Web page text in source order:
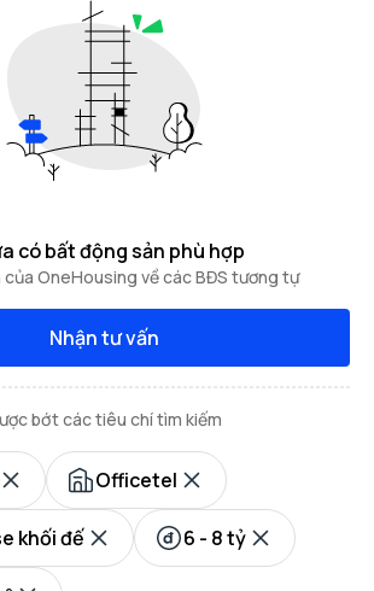
có bất động sản phù hợp
của OneHousing về các BĐS tương tự
Nhận tư vấn
bớt các tiêu chí tìm kiếm
Officetel
khối đế 6 - 8 tỷ